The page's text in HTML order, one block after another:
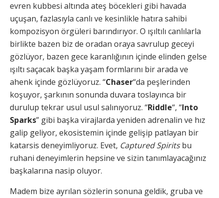
evren kubbesi altında ateş böcekleri gibi havada
uçuşan, fazlasıyla canlı ve kesinlikle hatıra sahibi
kompozisyon örgüleri barındırıyor. O ışıltılı canlılarla
birlikte bazen biz de oradan oraya savrulup geceyi
gözlüyor, bazen gece karanlığının içinde elinden gelse
ışıltı saçacak başka yaşam formlarını bir arada ve
ahenk içinde gözlüyoruz. “Chaser“da peşlerinden
koşuyor, şarkının sonunda duvara toslayınca bir
durulup tekrar usul usul salınıyoruz. “Riddle“, “Into
Sparks” gibi başka virajlarda yeniden adrenalin ve hız
galip geliyor, ekosistemin içinde gelişip patlayan bir
katarsis deneyimliyoruz. Evet, Captured Spiritsbu
ruhani deneyimlerin hepsine ve sizin tanımlayacağınız
başkalarına nasip oluyor.
Madem bize ayrılan sözlerin sonuna geldik, gruba ve